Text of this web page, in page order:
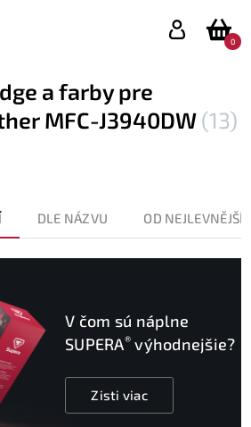
0
a farby pre
MFC-J3940DW (13)
DLE NÁZVU OD
V čom sú náplne
SUPERA® výhodnejšie?
Zisti viac